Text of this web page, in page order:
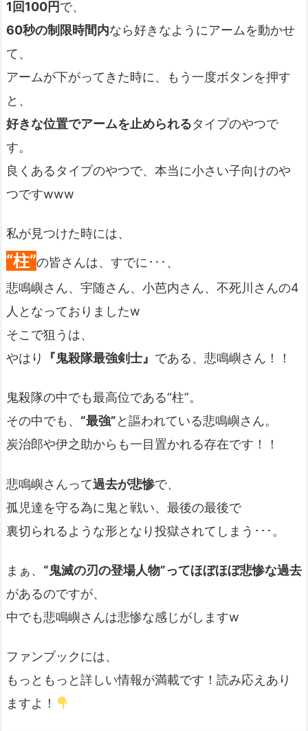
1回100円で、
60秒の制限時間内なら好きなようにアームを動かせ
て、
アームが下がってきた時に、もう一度ボタンを押す
と、
好きな位置でアームを止められるタイプのやつで
す。
良くあるタイプのやつで、本当に小さい子向けのや
つですwww
私が見つけた時には、
“柱”の皆さんは、すでに･･･、
悲鳴嶼さん、宇随さん、小芭内さん、不死川さんの4
人となっておりましたw
そこで狙うは、
やはり
『鬼殺隊最強剣士』 である、悲鳴嶼さん！！
鬼殺隊の中でも最高位である“柱”。
その中でも、 “最強”と謳われている悲鳴嶼さん。
炭治郎や伊之助からも一目置かれる存在です！！
悲鳴嶼さんって過去が悲惨で、
孤児達を守る為に鬼と戦い、最後の最後で
裏切られるような形となり投獄されてしまう･･･。
まぁ、 “鬼滅の刃の登場人物”ってほぼほぼ悲惨な過去
があるのですが、
中でも悲鳴嶼さんは悲惨な感じがしますw
ファンブックには、
もっともっと詳しい情報が満載です！読み応えあり
ますよ！